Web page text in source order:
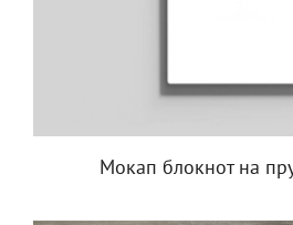
Мокап блокнот на